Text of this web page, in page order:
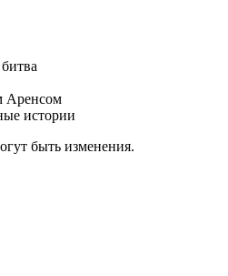
Аренсом
истории
быть изменения.